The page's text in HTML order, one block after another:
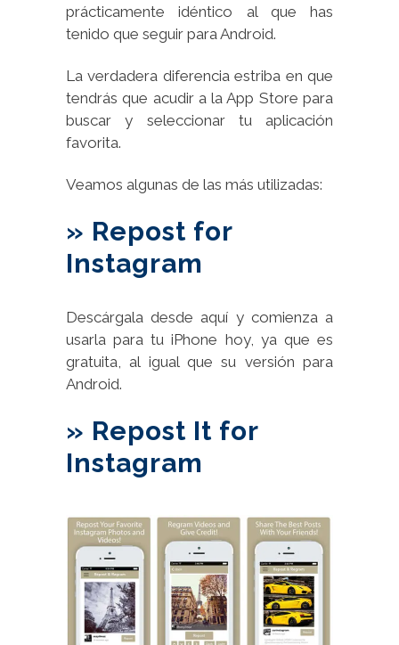
prácticamente idéntico al que has
tenido que seguir para Android.
La verdadera diferencia estriba en que
tendrás que acudir a la App Store para
buscar y seleccionar tu aplicación
favorita.
Veamos algunas de las más utilizadas:
» Repost for
Instagram
Descárgala desde aquí y comienza a
usarla para tu iPhone hoy, ya que es
gratuita, al igual que su versión para
Android.
» Repost It for
Instagram